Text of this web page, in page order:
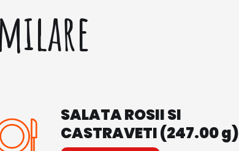
SALATA ROSII SI
CASTRAVETI (247.00 g)